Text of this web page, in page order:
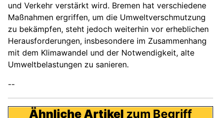
und Verkehr verstärkt wird. Bremen hat verschiedene
Maßnahmen ergriffen, um die Umweltverschmutzung
zu bekämpfen, steht jedoch weiterhin vor erheblichen
Herausforderungen, insbesondere im Zusammenhang
mit dem Klimawandel und der Notwendigkeit, alte
Umweltbelastungen zu sanieren.
--
Ähnliche Artikel zum Begriff